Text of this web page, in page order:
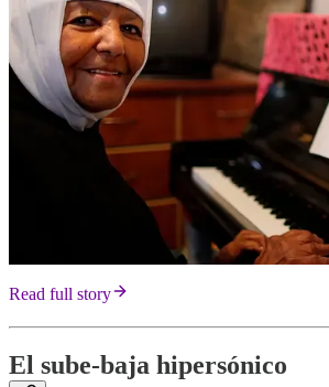
Read full story
El sube-baja hipersónico